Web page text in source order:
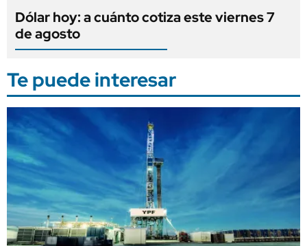
Dólar hoy: a cuánto cotiza este viernes 7
de agosto
Te puede interesar